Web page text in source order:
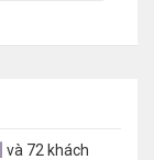
và 72 khách